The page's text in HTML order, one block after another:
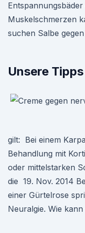
Muskelschmerzen
suchen Salbe
Unsere
gilt: Bei einem
Behandlung mit
oder mittelstarken
die 19. Nov. 2014
einer Gürtelrose
Neuralgie. Wie